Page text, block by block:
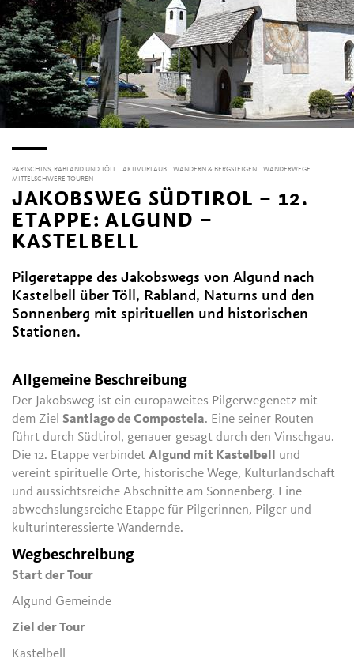
PARTSCHINS, RABLAND UND TÖLL AKTIVURLAUB WANDERN & BERGSTEIGEN
WANDERWEGE
MITTELSCHWERE TOUREN
JAKOBSWEG SÜDTIROL – 12.
ETAPPE: ALGUND –
KASTELBELL
Pilgeretappe des Jakobswegs von Algund nach
Kastelbell über Töll, Rabland, Naturns und den
Sonnenberg mit spirituellen und historischen
Stationen.
Allgemeine Beschreibung
Der Jakobsweg ist ein europaweites Pilgerwegenetz mit
dem ZielSantiago de Compostela. Eine seiner Routen
führt durch Südtirol, genauer gesagt durch den Vinschgau.
Die 12. Etappe verbindetAlgund mit Kastelbell
und
vereint spirituelle Orte, historische Wege, Kulturlandschaft
und aussichtsreiche Abschnitte am Sonnenberg. Eine
abwechslungsreiche Etappe für Pilgerinnen, Pilger und
kulturinteressierte Wandernde.
Wegbeschreibung
Start der Tour
Algund Gemeinde
Ziel der Tour
Kastelbell